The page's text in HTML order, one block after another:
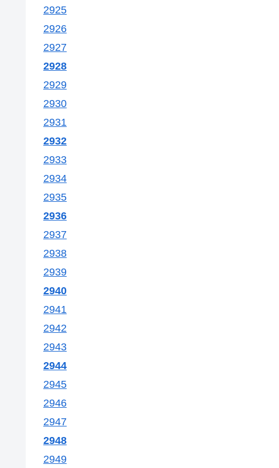
2925
2926
2927
2928
2929
2930
2931
2932
2933
2934
2935
2936
2937
2938
2939
2940
2941
2942
2943
2944
2945
2946
2947
2948
2949